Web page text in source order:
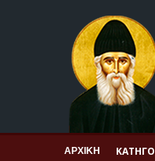
Πνευματική ζωή
Μαρτυρία και διδαχή
Λατρεία και προσευχή
ΑΡΧΙΚΉ